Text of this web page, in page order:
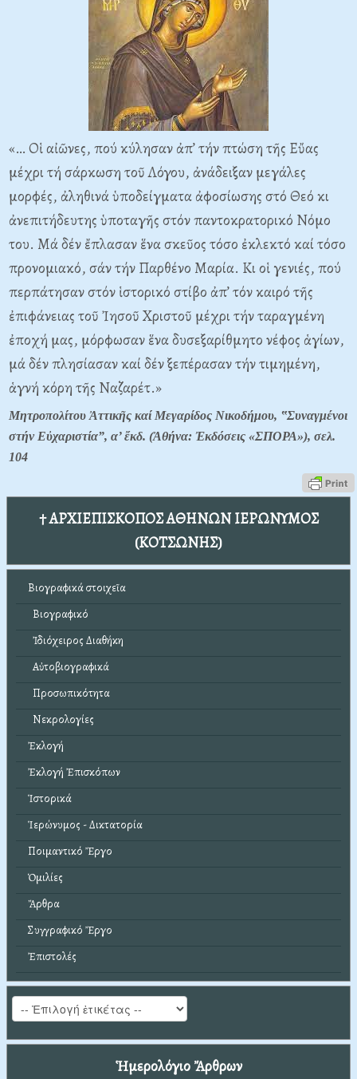
«… Οἱ αἰῶνες, πού κύλησαν ἀπ’ τήν πτώση τῆς Εὔας
μέχρι τή σάρκωση τοῦ Λόγου, ἀνάδειξαν μεγάλες
μορφές, ἀληθινά ὑποδείγματα ἀφοσίωσης στό Θεό κι
ἀνεπιτήδευτης ὑποταγῆς στόν παντοκρατορικό Νόμο
του. Μά δέν ἔπλασαν ἕνα σκεῦος τόσο ἐκλεκτό καί τόσο
προνομιακό, σάν τήν Παρθένο Μαρία. Κι οἱ γενιές, πού
περπάτησαν στόν ἱστορικό στίβο ἀπ’ τόν καιρό τῆς
ἐπιφάνειας τοῦ Ἰησοῦ Χριστοῦ μέχρι τήν ταραγμένη
ἐποχή μας, μόρφωσαν ἕνα δυσεξαρίθμητο νέφος ἁγίων,
μά δέν πλησίασαν καί δέν ξεπέρασαν τήν τιμημένη,
ἁγνή κόρη τῆς Ναζαρέτ.»
Μητροπολίτου Ἀττικῆς καί Μεγαρίδος Νικοδήμου, ‟Συναγμένοι
στήν Εὐχαριστία”, α’ ἔκδ. (Ἀθήνα: Ἐκδόσεις «ΣΠΟΡΑ»), σελ.
104
† ΑΡΧΙΕΠΙΣΚΟΠΟΣ ΑΘΗΝΩΝ ΙΕΡΩΝΥΜΟΣ
(ΚΟΤΣΩΝΗΣ)
Βιογραφικά στοιχεῖα
Βιογραφικό
Ἰδιόχειρος Διαθήκη
Αὐτοβιογραφικά
Προσωπικότητα
Νεκρολογίες
Ἐκλογή
Ἐκλογή Ἐπισκόπων
Ἱστορικά
Ἱερώνυμος - Δικτατορία
Ποιμαντικό Ἔργο
Ὁμιλίες
Ἄρθρα
Συγγραφικό Ἔργο
Ἐπιστολές
Ἡμερολόγιο Ἄρθρων